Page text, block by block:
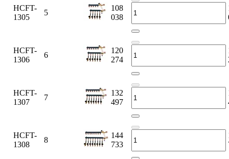
HCFT-
1305
5
108
038
HCFT-
1306
6
120
274
HCFT-
1307
7
132
497
HCFT-
1308
8
144
733